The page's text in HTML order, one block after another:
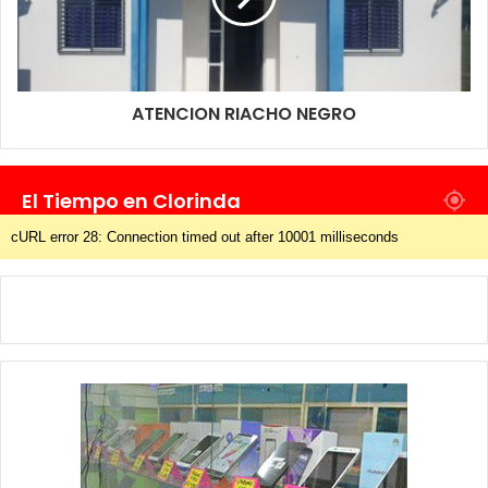
ATENCION RIACHO NEGRO
El Tiempo en Clorinda
cURL error 28: Connection timed out after 10001 milliseconds